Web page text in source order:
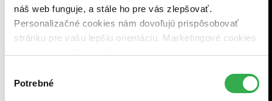
náš web funguje, a stále ho pre vás zlepšovať.
Personalizačné cookies nám dovoľujú prispôsobovať
stránku pre vašu lepšiu orientáciu. Marketingové cookies
nám pomohlo, keby sme mohli používať všetky tieto
súhlasu
Potrebné